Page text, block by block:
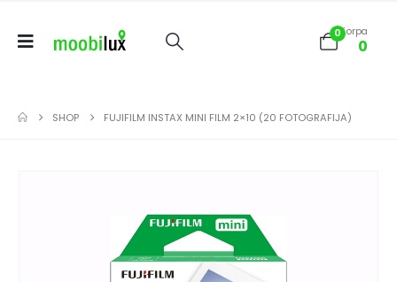
0Korpa
0
SHOP FUJIFILM INSTAX MINI FILM 2×10 (20 FOTOGRAFIJA)